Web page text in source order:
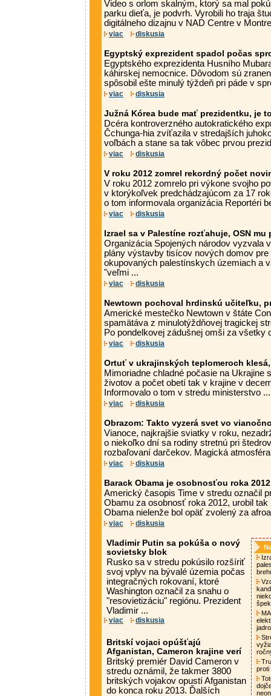
Video s orlom skalným, ktorý sa mal
parku dieťa, je podvrh. Vyrobili ho traja
digitálneho dizajnu v NAD Centre v
viac diskusia
Egyptský exprezident spadol počas
Egyptského exprezidenta Husního
káhirskej nemocnice. Dôvodom sú
spôsobil ešte minulý týždeň pri páde v
viac diskusia
Južná Kórea bude mať prezidentku, je
Dcéra kontroverzného autokratického
Čchunga-hia zvíťazila v stredajších
voľbách a stane sa tak vôbec prvou
viac diskusia
V roku 2012 zomrel rekordný počet
V roku 2012 zomrelo pri výkone svojho
v ktorýkoľvek predchádzajúcom za 17
o tom informovala organizácia Reportéri
viac diskusia
Izrael sa v Palestíne rozťahuje, OSN
Organizácia Spojených národov vyzvala
plány výstavby tisícov nových domov
okupovaných palestínskych územiach a
"veľmi ...
viac diskusia
Newtown pochoval hrdinskú učiteľku,
Americké mestečko Newtown v štáte
spamätáva z minulotýždňovej tragickej
Po pondelkovej zádušnej omši za všetky
viac diskusia
Ortuť v ukrajinských teplomeroch
Mimoriadne chladné počasie na Ukrajine
životov a počet obetí tak v krajine v
Informovalo o tom v stredu ministerstvo ...
viac diskusia
Obrazom: Takto vyzerá svet vo
Vianoce, najkrajšie sviatky v roku,
o niekoľko dní sa rodiny stretnú pri
rozbaľovaní darčekov. Magická
viac diskusia
Barack Obama je osobnosťou roka 2012
Americký časopis Time v stredu označil
Obamu za osobnosť roka 2012, urobil
Obama nielenže bol opäť zvolený za
viac diskusia
Vladimir Putin sa pokúša o nový
sovietsky blok
Rusko sa v stredu pokúsilo rozšíriť
svoj vplyv na bývalé územia počas
integračných rokovaní, ktoré
Washington označil za snahu o
"resovietizáciu" regiónu. Prezident
Vladimir ...
viac diskusia
Britskí vojaci opúšťajú
Afganistan, Cameron krajine verí
Britský premiér David Cameron v
stredu oznámil, že takmer 3800
britských vojakov opustí Afganistan
do konca roku 2013. Ďalších
proti